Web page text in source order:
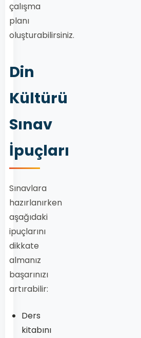
çalışma
planı
oluşturabilirsiniz.
Din
Kültürü
Sınav
İpuçları
Sınavlara
hazırlanırken
aşağıdaki
ipuçlarını
dikkate
almanız
başarınızı
artırabilir:
Ders
kitabını